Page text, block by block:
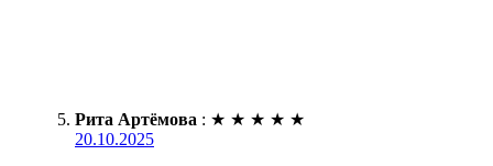
Рита Артёмова : ★ ★ ★ ★ ★
20.10.2025